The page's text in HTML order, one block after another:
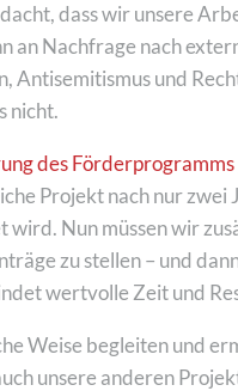
dass wir unsere
an Nachfrage nach
Antisemitismus und
nicht.
des Förderprogramms
Projekt nach nur zwei
Nun müssen wir
zu stellen – und
wertvolle Zeit und
Weise begleiten und
unsere anderen